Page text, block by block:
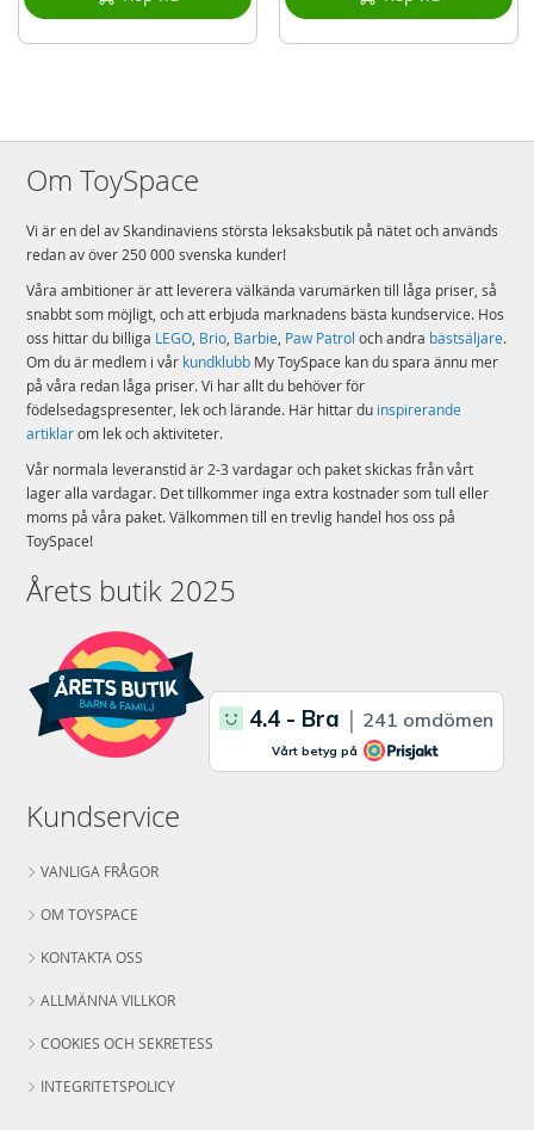
Om ToySpace
Vi är en del av Skandinaviens största leksaksbutik på nätet och används
redan av över 250 000 svenska kunder!
Våra ambitioner är att leverera välkända varumärken till låga priser, så
snabbt som möjligt, och att erbjuda marknadens bästa kundservice. Hos
oss hittar du billiga LEGO, Brio, Barbie, Paw Patrol och andra bästsäljare.
Om du är medlem i vår kundklubb My ToySpace kan du spara ännu mer
på våra redan låga priser. Vi har allt du behöver för
födelsedagspresenter, lek och lärande. Här hittar du inspirerande
artiklarom lek och aktiviteter.
Vår normala leveranstid är 2-3 vardagar och paket skickas från vårt
lager alla vardagar. Det tillkommer inga extra kostnader som tull eller
moms på våra paket. Välkommen till en trevlig handel hos oss på
ToySpace!
Årets butik 2025
Kundservice
VANLIGA FRÅGOR
OM TOYSPACE
KONTAKTA OSS
ALLMÄNNA VILLKOR
COOKIES OCH SEKRETESS
INTEGRITETSPOLICY